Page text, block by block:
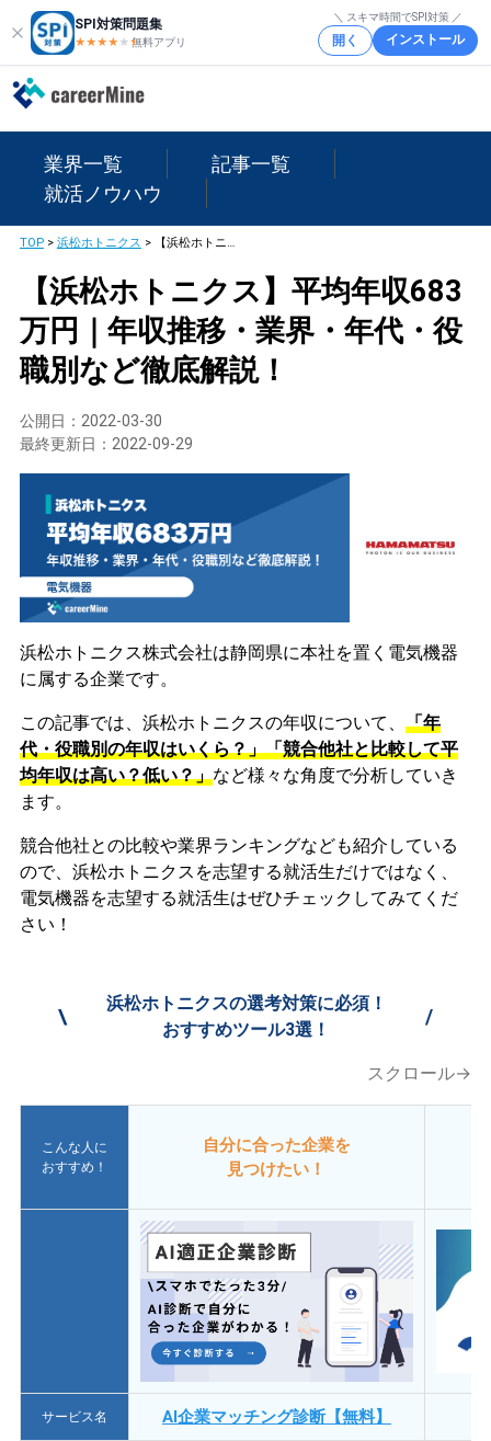
SPI対策問題集
★★★★ ★★
無料アプリ
＼ スキマ時間でSPI対策 ／
開く インストール
業界一覧
記事一覧
就活ノウハウ
TOP> 浜松ホトニクス > 【浜松ホトニクス】平均年収683万円｜年収推移・業界・年代・役職別など徹底解説！
【浜松ホトニクス】平均年収683
万円｜年収推移・業界・年代・役
職別など徹底解説！
公開日： 2022-03-30
最終更新日： 2022-09-29
浜松ホトニクス株式会社は静岡県に本社を置く電気機器
に属する企業です。
この記事では、浜松ホトニクスの年収について、 「年
代・役職別の年収はいくら？」「競合他社と比較して平
均年収は高い？低い？」など様々な角度で分析していき
ます。
競合他社との比較や業界ランキングなども紹介している
ので、浜松ホトニクスを志望する就活生だけではなく、
電気機器を志望する就活生はぜひチェックしてみてくだ
さい！
\
浜松ホトニクスの選考対策に必須！
おすすめツール3選！
/
スクロール→
こんな人に
おすすめ！
自分に合った企業を
見つけたい！
サービス名 AI企業マッチング診断【無料】